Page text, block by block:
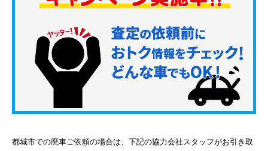
都城市での廃車ご依頼の場合は、下記の協力会社スタッフがお引き取